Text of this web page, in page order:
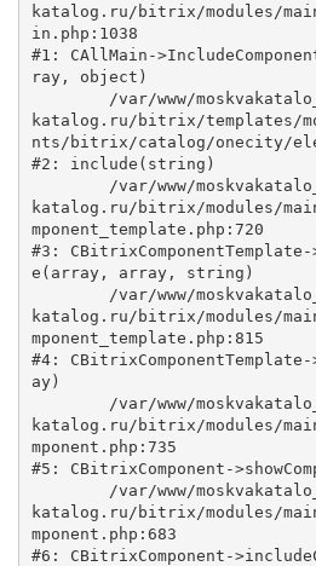
katalog.ru/bitrix/modules/
in.php:1038
#1: CAllMain-
ray, object)
katalog.ru/bitrix/templates/
nts/bitrix/catalog/onecity/
#2: include(string)
katalog.ru/bitrix/modules/
mponent_template.php:720
#3: CBitrixComponentTemplate-
e(array, array, string)
katalog.ru/bitrix/modules/
mponent_template.php:815
#4:
ay)
katalog.ru/bitrix/modules/
mponent.php:735
#5: CBitrixComponent-
katalog.ru/bitrix/modules/
mponent.php:683
#6: CBitrixComponent-